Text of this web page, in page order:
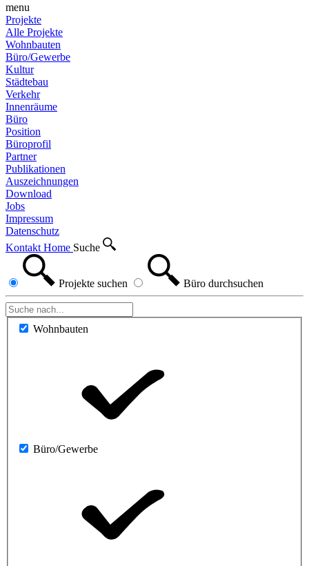
menu
Projekte
Alle Projekte
Wohnbauten
Büro/Gewerbe
Kultur
Städtebau
Verkehr
Innenräume
Büro
Position
Büroprofil
Partner
Publikationen
Auszeichnungen
Download
Jobs
Impressum
Datenschutz
Kontakt Home Suche
Projekte suchen Büro durchsuchen
Wohnbauten
Büro/Gewerbe